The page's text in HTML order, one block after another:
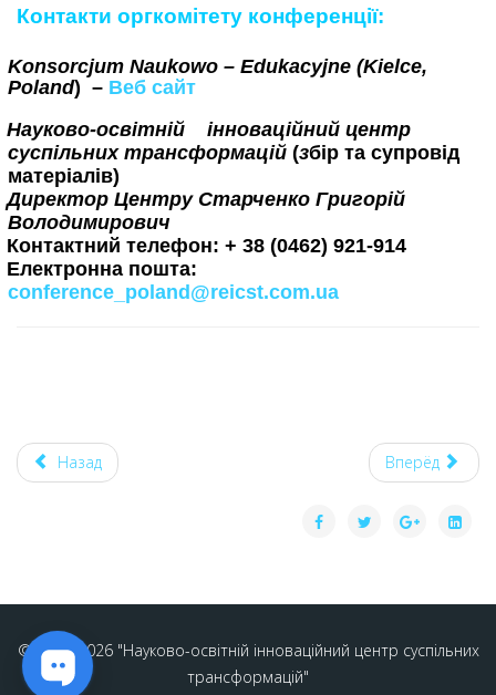
Контакти оргкомітету конференції:
Konsorcjum Naukowo – Edukacyjne (Kielce,
Poland) – Веб сайт
Науково-освітній інноваційний центр
суспільних трансформацій(збір та супровід
матеріалів)
Директор Центру Старченко Григорій
Володимирович
Контактний телефон: + 38 (0462) 921-914
Електронна пошта:
conference_poland@reicst.com.ua
Назад Вперёд
© 2020-2026 "Науково-освітній інноваційний центр суспільних
трансформацій"